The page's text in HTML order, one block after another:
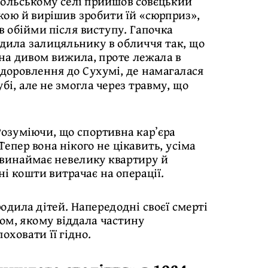
й вирішив зробити їй «сюрприз»,
після виступу. Гапочка
залицяльнику в обличчя так, що
дивом вижила, проте лежала в
до Сухумі, де намагалася
але не змогла через травму, що
що спортивна карʼєра
вона нікого не цікавить, усіма
невелику квартиру й
кошти витрачає на операції.
дітей. Напередодні своєї смерті
якому віддала частину
її гідно.